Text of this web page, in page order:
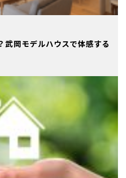
武岡モデルハウスで体感する